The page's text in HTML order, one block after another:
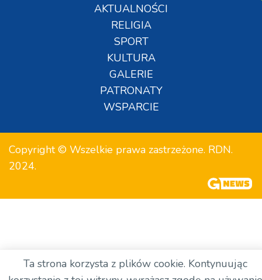
AKTUALNOŚCI
RELIGIA
SPORT
KULTURA
GALERIE
PATRONATY
WSPARCIE
Copyright © Wszelkie prawa zastrzeżone. RDN.
2024.
Ta strona korzysta z plików cookie. Kontynuując